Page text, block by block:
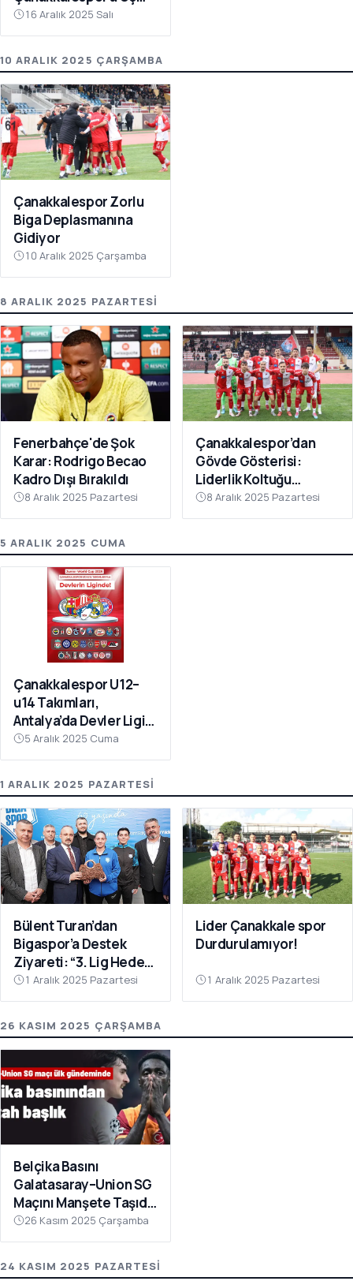
Puanı Getirdi
16 Aralık 2025 Salı
10 ARALIK 2025 ÇARŞAMBA
Çanakkalespor Zorlu
Biga Deplasmanına
Gidiyor
10 Aralık 2025 Çarşamba
8 ARALIK 2025 PAZARTESI
Fenerbahçe'de Şok
Karar: Rodrigo Becao
Kadro Dışı Bırakıldı
8 Aralık 2025 Pazartesi
Çanakkalespor’dan
Gövde Gösterisi:
Liderlik Koltuğu
Bırakılmıyor!
8 Aralık 2025 Pazartesi
5 ARALIK 2025 CUMA
Çanakkalespor U12–
u14 Takımları,
Antalya’da Devler Ligi
Sahnesinde!
5 Aralık 2025 Cuma
1 ARALIK 2025 PAZARTESI
Bülent Turan’dan
Bigaspor’a Destek
Ziyareti: “3. Lig Hedefi
Çok Yakın”
1 Aralık 2025 Pazartesi
Lider Çanakkale spor
Durdurulamıyor!
1 Aralık 2025 Pazartesi
26 KASIM 2025 ÇARŞAMBA
Belçika Basını
Galatasaray–Union SG
Maçını Manşete Taşıdı:
“50 Bin Türk’ü
Susturdular”
26 Kasım 2025 Çarşamba
24 KASIM 2025 PAZARTESI